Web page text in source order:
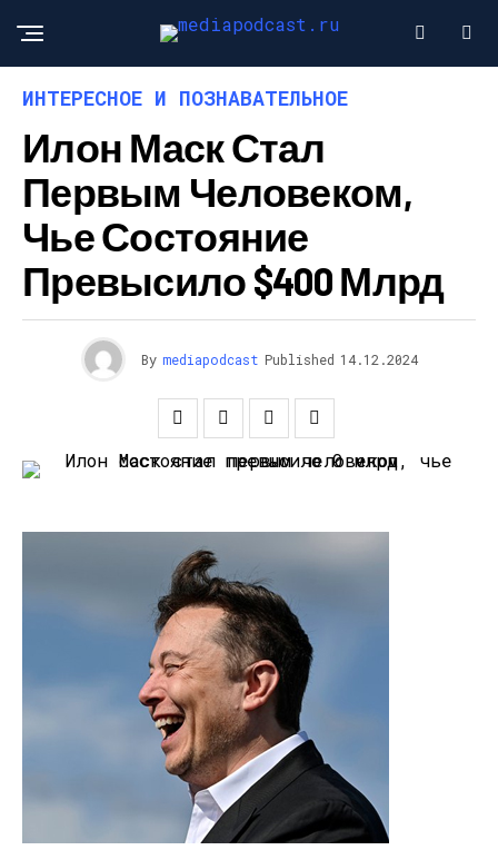
ИНТЕРЕСНОЕ И ПОЗНАВАТЕЛЬНОЕ
Илон Маск Стал
Первым Человеком,
Чье Состояние
Превысило $400 Млрд
By mediapodcast Published 14.12.2024